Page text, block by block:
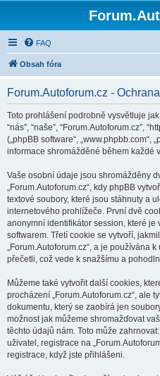
FAQ
Obsah fóra
Forum.Autoforum.cz -
Toto prohlášení podrobně vysvětluje jak
“nás”, “naše”, “Forum.Autoforum.cz”,
(„phpBB software“, „www.phpbb.com“,
informace shromážděné během každé
Vaše osobní údaje jsou shromážděny
„Forum.Autoforum.cz“, kdy phpBB
textové soubory, které jsou stáhnuty a
internetového prohlížeče. První dvě
anonymní identifikátor session, které
softwarem. Třetí cookie se vytvoří,
„Forum.Autoforum.cz“, a je používána
přečetli, což vede k snažšímu a
Můžeme také vytvořit další cookies,
procházení „Forum.Autoforum.cz“, ale
dokumentu, který se zaobírá jen
možnost jak můžeme shromažďovat
těchto údajů nám. Toto může
uživatel, registrace na
registrace, když jste přihlášeni.